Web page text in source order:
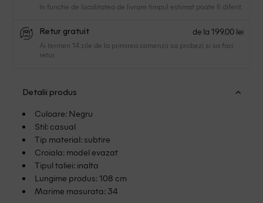
In functie de localitatea de livrare timpul estimat poate fi diferit.
Retur gratuit de la 199.00 lei
Ai termen 14 zile de la primirea comenzii sa probezi si sa faci
retur.
Detalii produs
Culoare: Negru
Stil: casual
Tip material: subtire
Croiala: model evazat
Tipul taliei: inalta
Lungime produs: 108 cm
Marime masurata: 34